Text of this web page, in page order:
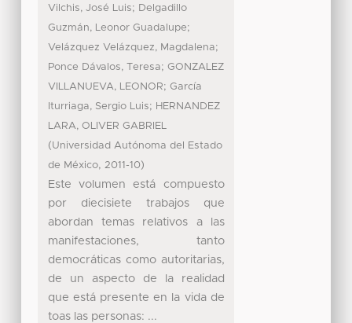
Vilchis, José Luis; Delgadillo
Guzmán, Leonor Guadalupe;
Velázquez Velázquez, Magdalena;
Ponce Dávalos, Teresa; GONZALEZ
VILLANUEVA, LEONOR; García
Iturriaga, Sergio Luis; HERNANDEZ
LARA, OLIVER GABRIEL
(Universidad Autónoma del Estado
de México, 2011-10)
Este volumen está compuesto
por diecisiete trabajos que
abordan temas relativos a las
manifestaciones, tanto
democráticas como autoritarias,
de un aspecto de la realidad
que está presente en la vida de
toas las personas: ...